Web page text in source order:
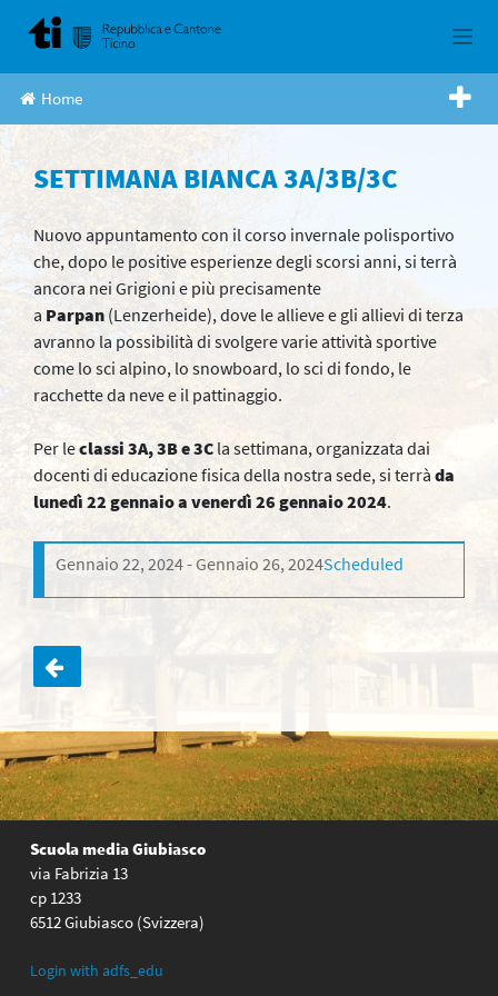
Home
SETTIMANA BIANCA 3A/3B/3C
Nuovo appuntamento con il corso invernale polisportivo
che, dopo le positive esperienze degli scorsi anni, si terrà
ancora nei Grigioni e più precisamente
a Parpan (Lenzerheide), dove le allieve e gli allievi di terza
avranno la possibilità di svolgere varie attività sportive
come lo sci alpino, lo snowboard, lo sci di fondo, le
racchette da neve e il pattinaggio.
Per leclassi 3A, 3B e 3C la settimana, organizzata dai
docenti di educazione fisica della nostra sede, si terrà da
lunedì 22 gennaio a venerdì 26 gennaio 2024.
Gennaio 22, 2024 Gennaio 26, 2024Scheduled
Navigazione
articoli
Scuola media Giubiasco
via Fabrizia 13
cp 1233
6512 Giubiasco (Svizzera)
Login with adfs_edu